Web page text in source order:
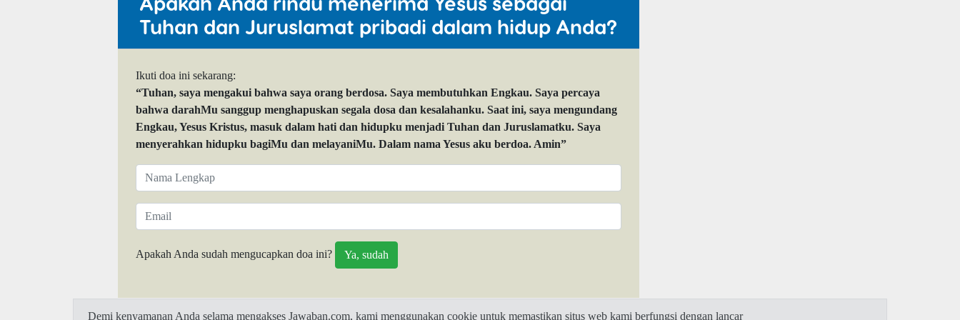
Tuhan dan Juruslamat pribadi dalam hidup Anda?
Ikuti doa ini sekarang:
“Tuhan, saya mengakui bahwa saya orang berdosa. Saya membutuhkan Engkau. Saya percaya
bahwa darahMu sanggup menghapuskan segala dosa dan kesalahanku. Saat ini, saya mengundang
Engkau, Yesus Kristus, masuk dalam hati dan hidupku menjadi Tuhan dan Juruslamatku. Saya
menyerahkan hidupku bagiMu dan melayaniMu. Dalam nama Yesus aku berdoa. Amin”
Apakah Anda sudah mengucapkan doa ini?
Demi kenyamanan Anda selama mengakses Jawaban.com, kami menggunakan cookie untuk memastikan situs web kami berfungsi dengan lancar